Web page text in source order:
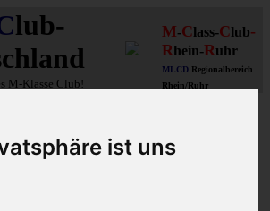
ist uns
lub-
M-Klasse Club!
M-Class-Club-
Rhein-Ruhr
MLCD Regionalbereich
Rhein/Ruhr